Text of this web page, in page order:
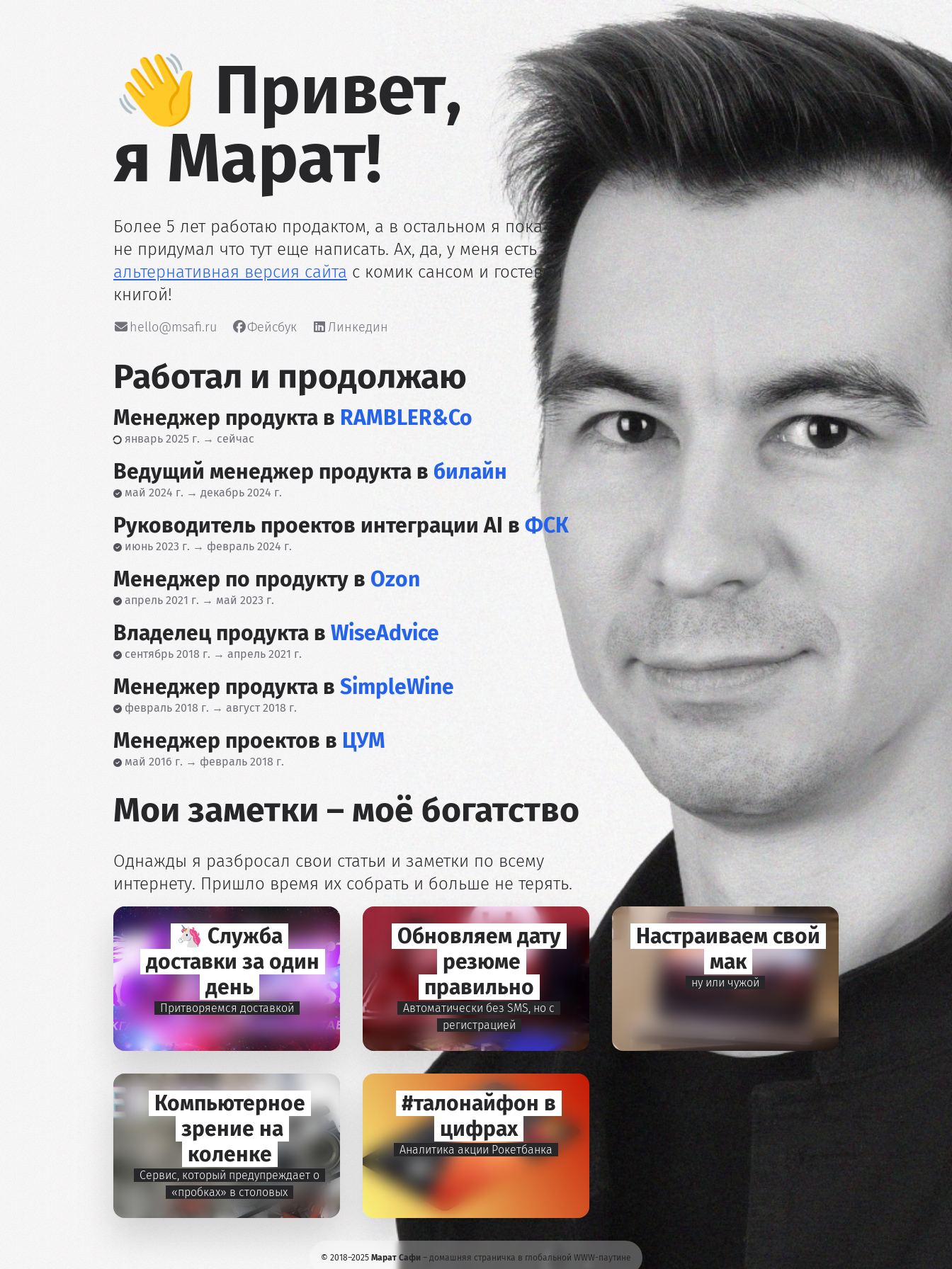
👋 Привет,
я Марат!
Более 5 лет работаю продактом, а в остальном я пока
не придумал что тут еще написать. Ах, да, у меня есть
альтернативная версия сайта с комик сансом и гостевой
книгой!
hello@msafi.ru Фейсбук Линкедин
Работал и продолжаю
Менеджер продукта в RAMBLER&Co
январь 2025 г. → сейчас
Ведущий менеджер продукта в билайн
май 2024 г. → декабрь 2024 г.
Руководитель проектов интеграции AI в ФСК
июнь 2023 г. → февраль 2024 г.
Менеджер по продукту в Ozon
апрель 2021 г. → май 2023 г.
Владелец продукта в WiseAdvice
сентябрь 2018 г. → апрель 2021 г.
Менеджер продукта в SimpleWine
февраль 2018 г. → август 2018 г.
Менеджер проектов в ЦУМ
май 2016 г. → февраль 2018 г.
Мои заметки – моё богатство
Однажды я разбросал свои статьи и заметки по всему
интернету. Пришло время их собрать и больше не терять.
🦄 Служба
доставки за один
день
Притворяемся доставкой
Обновляем дату
резюме
правильно
Автоматически без SMS, но с
регистрацией
Настраиваем свой
мак
ну или чужой
Компьютерное
зрение на
коленке
Сервис, который предупреждает о
«пробках» в столовых
#талонайфон в
цифрах
Аналитика акции Рокетбанка
© 2018–2025 Марат Сафи – домашняя страничка в глобальной WWW-паутине